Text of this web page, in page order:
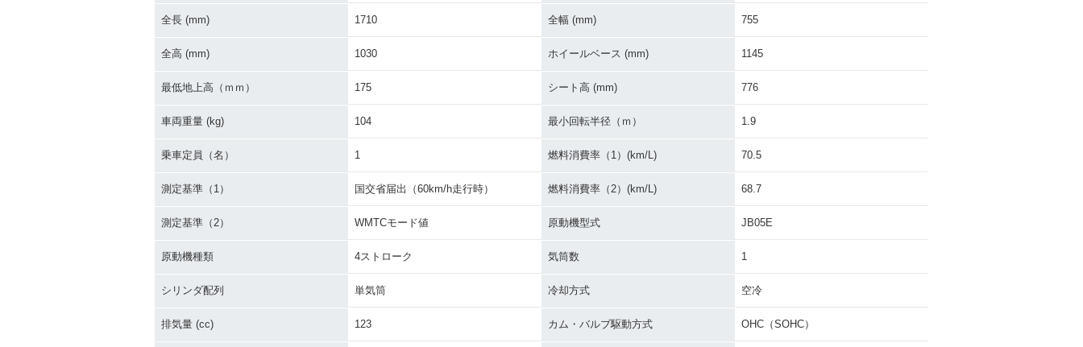
全長 (mm) 1710 全幅 (mm) 755
全高 (mm) 1030 ホイールベース (mm) 1145
最低地上高（ｍｍ） 175 シート高 (mm) 776
車両重量 (kg) 104 最小回転半径（ｍ） 1.9
乗車定員（名） 1 燃料消費率（1）(km/L) 70.5
測定基準（1） 国交省届出（60km/h走行時） 燃料消費率（2）(km/L) 68.7
測定基準（2） WMTCモード値 原動機型式 JB05E
原動機種類 4ストローク 気筒数 1
シリンダ配列 単気筒 冷却方式 空冷
排気量 (cc) 123 カム・バルブ駆動方式 OHC（SOHC）